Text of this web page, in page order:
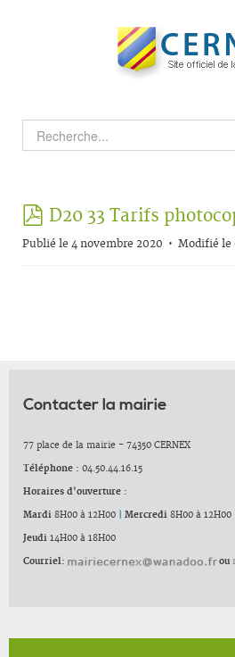
pdf
D20 33 Tarifs
Publié le 4 novembre 2020 Modifié le
Contacter la mairie
77 place de la mairie - 74350 CERNEX
Téléphone : 04.50.44.16.15
Horaires d'ouverture :
Mardi 8H00 à 12H00 Mercredi 8H00 à 12H00
Jeudi 14H00 à 18H00
Courriel: ou